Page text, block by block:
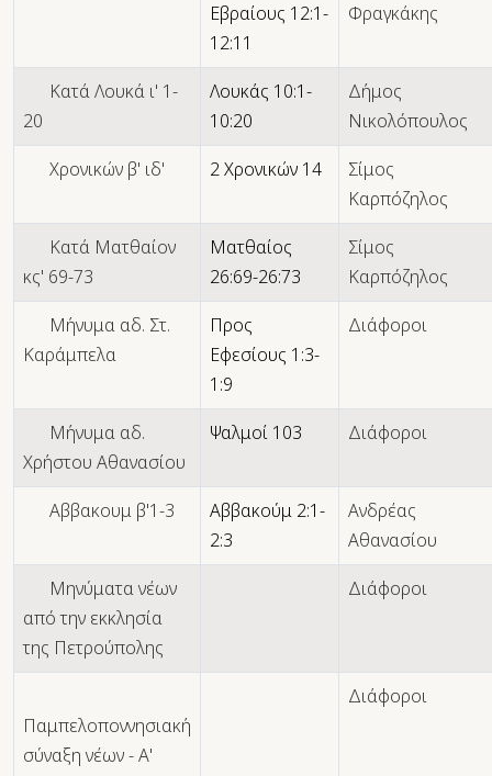
Εβραίους 12:1-
12:11
Φραγκάκης
Κατά Λουκά ι' 1-
20
Λουκάς 10:1-
10:20
Δήμος
Νικολόπουλος
Χρονικών β' ιδ'
2 Χρονικών 14
Σίμος
Καρπόζηλος
Κατά Ματθαίον
κς' 69-73
Ματθαίος
26:69-26:73
Σίμος
Καρπόζηλος
Μήνυμα αδ. Στ.
Καράμπελα
Προς
Εφεσίους 1:3-
1:9
Διάφοροι
Μήνυμα αδ.
Χρήστου Αθανασίου
Ψαλμοί 103 Διάφοροι
Αββακουμ β'1-3
Αββακούμ 2:1-
2:3
Ανδρέας
Αθανασίου
Μηνύματα νέων
από την εκκλησία
της Πετρούπολης
Διάφοροι
Παμπελοποννησιακή
σύναξη νέων - Α'
Διάφοροι